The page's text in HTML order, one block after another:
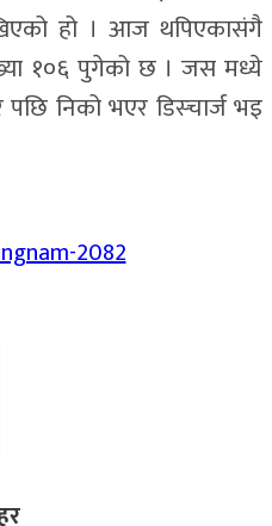
हो । आज थपिएकासंगै
१०६ पुगेको छ । जस मध्ये
निको भएर डिस्चार्ज भइ